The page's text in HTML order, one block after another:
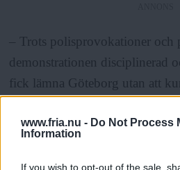
www.fria.nu - Do Not Process
Information
If you wish to opt-out of the sale,
– Trots polisprovokationer och
demonstrationen disciplinerad
fick lämna Göteborg utan att
Götaplatsen på folk, men är